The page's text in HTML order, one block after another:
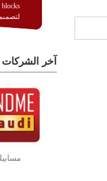
تخدم
zagel
آخر